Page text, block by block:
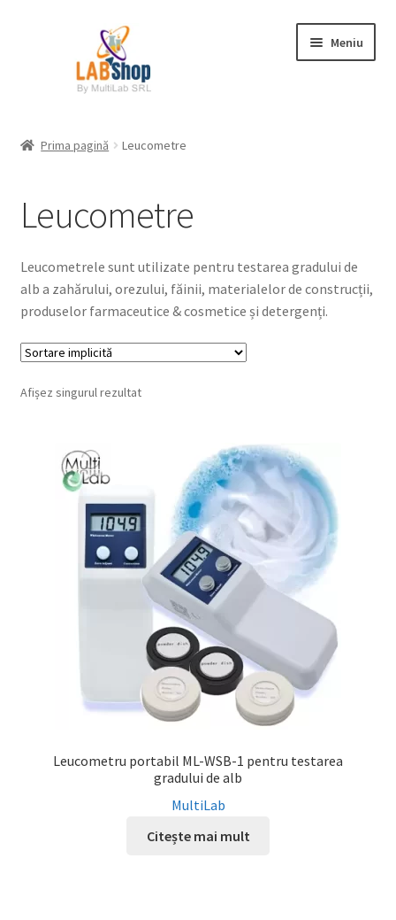
Meniu
Coș
Plată
Request a Quote
Condiții generale
Service
Contact
Prelucrarea datelor cu caracter personal
Prima pagină Leucometre
Leucometre
Leucometrele sunt utilizate pentru testarea gradului de
alb a zahărului, orezului, făinii, materialelor de construcții,
produselor farmaceutice & cosmetice și detergenți.
Afișez singurul rezultat
Leucometru portabil ML-WSB-1 pentru testarea
gradului de alb
MultiLab
Citește mai mult